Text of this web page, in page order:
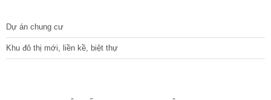
Dự án chung cư
Khu đô thị mới, liền kề, biệt thự